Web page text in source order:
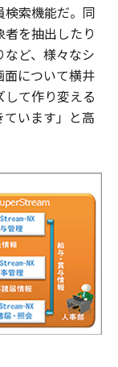
索機能だ。同
を抽出したり
ど、様々なシ
について横井
て作り変える
います」と高